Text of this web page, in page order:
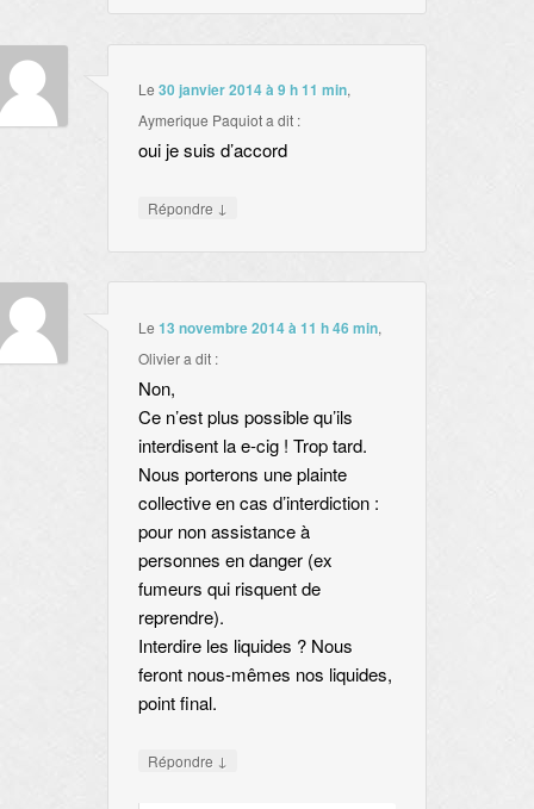
Le 30 janvier 2014 à 9 h 11 min,
Aymerique Paquiota dit :
oui je suis d’accord
Répondre ↓
Le 13 novembre 2014 à 11 h 46 min,
Oliviera dit :
Non,
Ce n’est plus possible qu’ils
interdisent la e-cig ! Trop tard.
Nous porterons une plainte
collective en cas d’interdiction :
pour non assistance à
personnes en danger (ex
fumeurs qui risquent de
reprendre).
Interdire les liquides ? Nous
feront nous-mêmes nos liquides,
point final.
Répondre ↓